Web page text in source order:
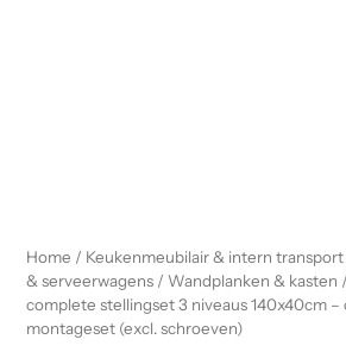
Home / Keukenmeubilair & intern transport
& serveerwagens / Wandplanken & kasten
complete stellingset 3 niveaus 140x40cm –
montageset (excl. schroeven)